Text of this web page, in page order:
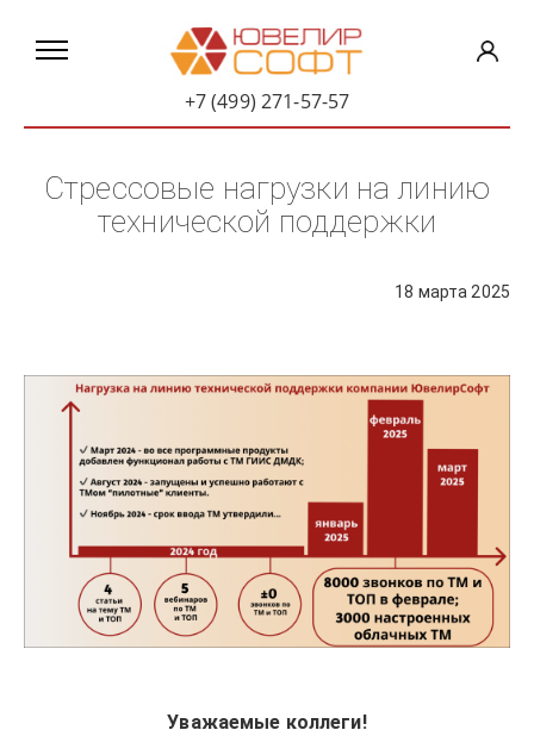
+7 (499) 271-57-57
Стрессовые нагрузки на линию
технической поддержки
18 марта 2025
Уважаемые коллеги!